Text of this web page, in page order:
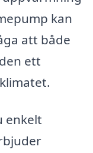
kan
att både
ett
enkelt